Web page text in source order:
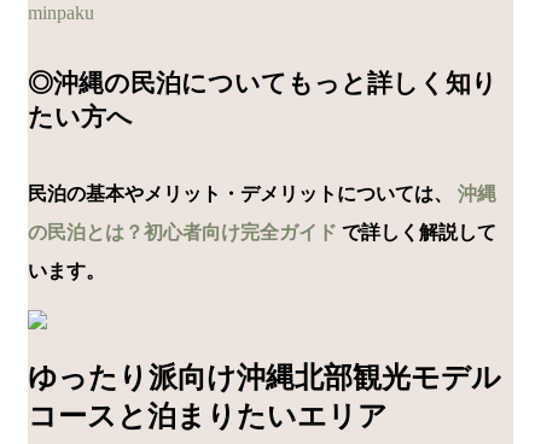
minpaku
◎沖縄の民泊についてもっと詳しく知り
たい方へ
民泊の基本やメリット・デメリットについては、 沖縄
の民泊とは？初心者向け完全ガイド で詳しく解説して
います。
ゆったり派向け沖縄北部観光モデル
コースと泊まりたいエリア